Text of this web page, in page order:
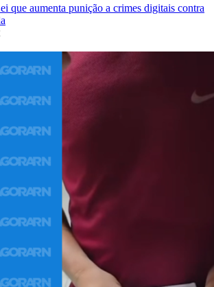
que aumenta punição a crimes digitais contra